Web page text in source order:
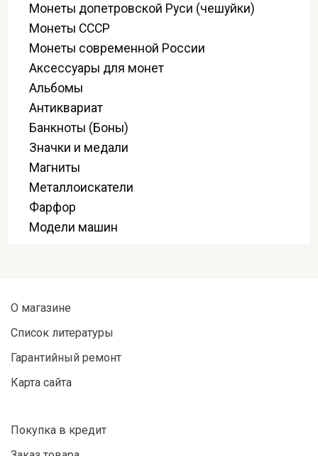
Монеты допетровской Руси (чешуйки)
Монеты СССР
Монеты современной России
Аксессуары для монет
Альбомы
Антиквариат
Банкноты (Боны)
Значки и медали
Магниты
Металлоискатели
Фарфор
Модели машин
О магазине
Список литературы
Гарантийный ремонт
Карта сайта
Покупка в кредит